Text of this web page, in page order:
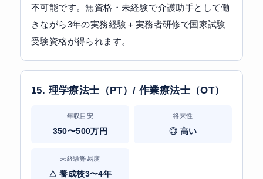
不可能です。無資格・未経験で介護助手として働
きながら3年の実務経験＋実務者研修で国家試験
受験資格が得られます。
15. 理学療法士（PT）/ 作業療法士（OT）
年収目安
350〜500万円
将来性
◎ 高い
未経験難易度
△ 養成校3〜4年